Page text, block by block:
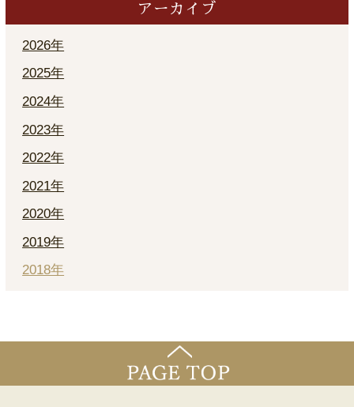
アーカイブ
2026年
2025年
2024年
2023年
2022年
2021年
2020年
2019年
2018年